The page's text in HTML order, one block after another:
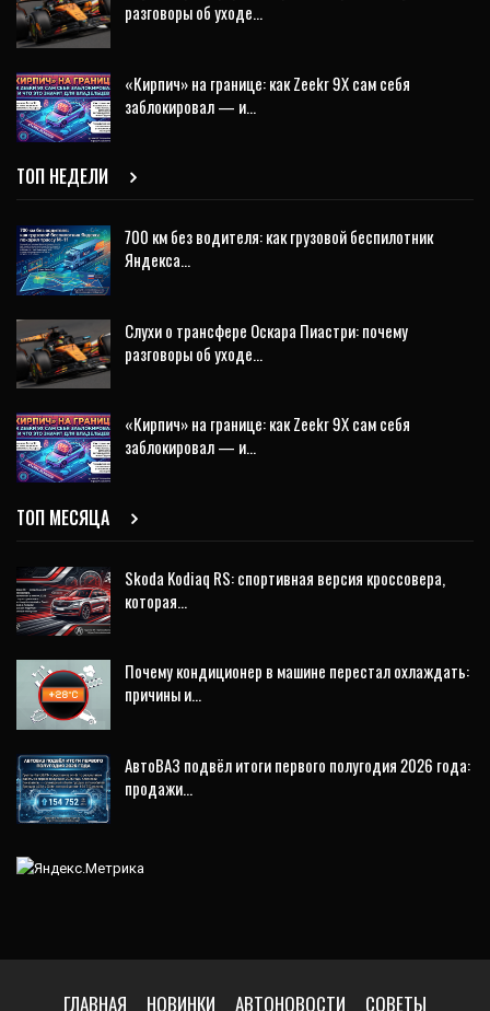
разговоры об уходе…
«Кирпич» на границе: как Zeekr 9X сам себя
заблокировал — и…
ТОП НЕДЕЛИ
700 км без водителя: как грузовой беспилотник
Яндекса…
Слухи о трансфере Оскара Пиастри: почему
разговоры об уходе…
«Кирпич» на границе: как Zeekr 9X сам себя
заблокировал — и…
ТОП МЕСЯЦА
Skoda Kodiaq RS: спортивная версия кроссовера,
которая…
Почему кондиционер в машине перестал охлаждать:
причины и…
АвтоВАЗ подвёл итоги первого полугодия 2026 года:
продажи…
ГЛАВНАЯ НОВИНКИ АВТОНОВОСТИ СОВЕТЫ